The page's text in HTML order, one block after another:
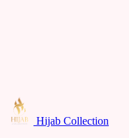
Hijab Collection